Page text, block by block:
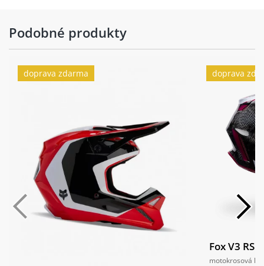
Podobné produkty
doprava zdarma doprava
Fox V3 RS
motokrosová